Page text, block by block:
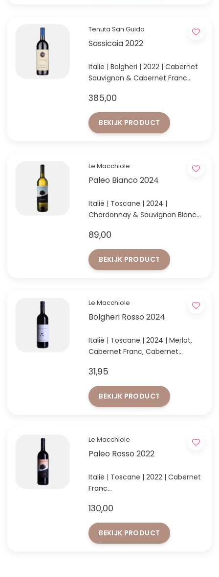
Tenuta San Guido
Sassicaia 2022
Italië | Bolgheri | 2022 | Cabernet
Sauvignon & Cabernet Franc
Bolgheri
385,00
BEKIJK PRODUCT
Le Macchiole
Paleo Bianco 2024
Italië | Toscane | 2024 |
Chardonnay & Sauvignon Blanc
uitstekend bewaarpotentieel
89,00
BEKIJK PRODUCT
Le Macchiole
Bolgheri Rosso 2024
Italië | Toscane | 2024 | Merlot,
Cabernet Franc, Cabernet
Moderne stijl Bolgheri: elegantie,
rijp rood fruit en verfijnde
kruidigheid.
31,95
BEKIJK PRODUCT
Le Macchiole
Paleo Rosso 2022
Italië | Toscane | 2022 | Cabernet
Franc
130,00
BEKIJK PRODUCT